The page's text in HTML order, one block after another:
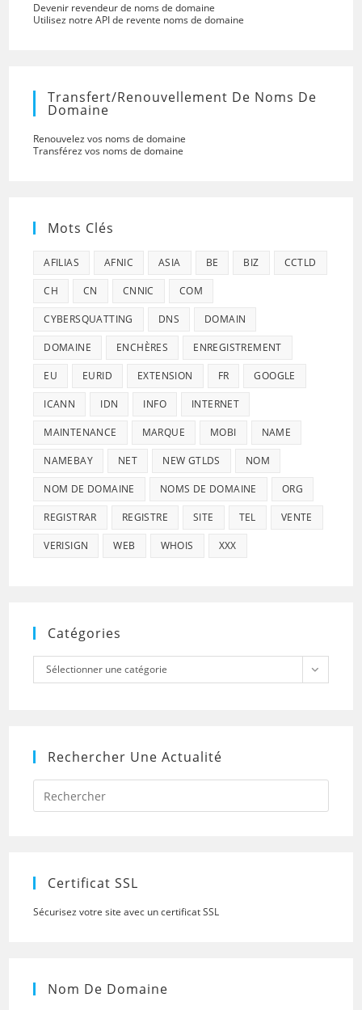
Devenir revendeur de noms de domaine
Utilisez notre API de revente noms de domaine
Transfert/renouvellement De Noms De
Domaine
Renouvelez vos noms de domaine
Transférez vos noms de domaine
Mots Clés
AFILIAS AFNIC ASIA BE BIZ CCTLD
CH CN CNNIC COM
CYBERSQUATTING DNS DOMAIN
DOMAINE ENCHÈRES ENREGISTREMENT
EU EURID EXTENSION FR GOOGLE
ICANN IDN INFO INTERNET
MAINTENANCE MARQUE MOBI NAME
NAMEBAY NET NEW GTLDS NOM
NOM DE DOMAINE NOMS DE DOMAINE ORG
REGISTRAR REGISTRE SITE TEL VENTE
VERISIGN WEB WHOIS XXX
Catégories
Catégories
Sélectionner une catégorie
Rechercher Une Actualité
Press
to
Certificat SSL
Sécurisez votre site avec un certificat SSL
Nom De Domaine